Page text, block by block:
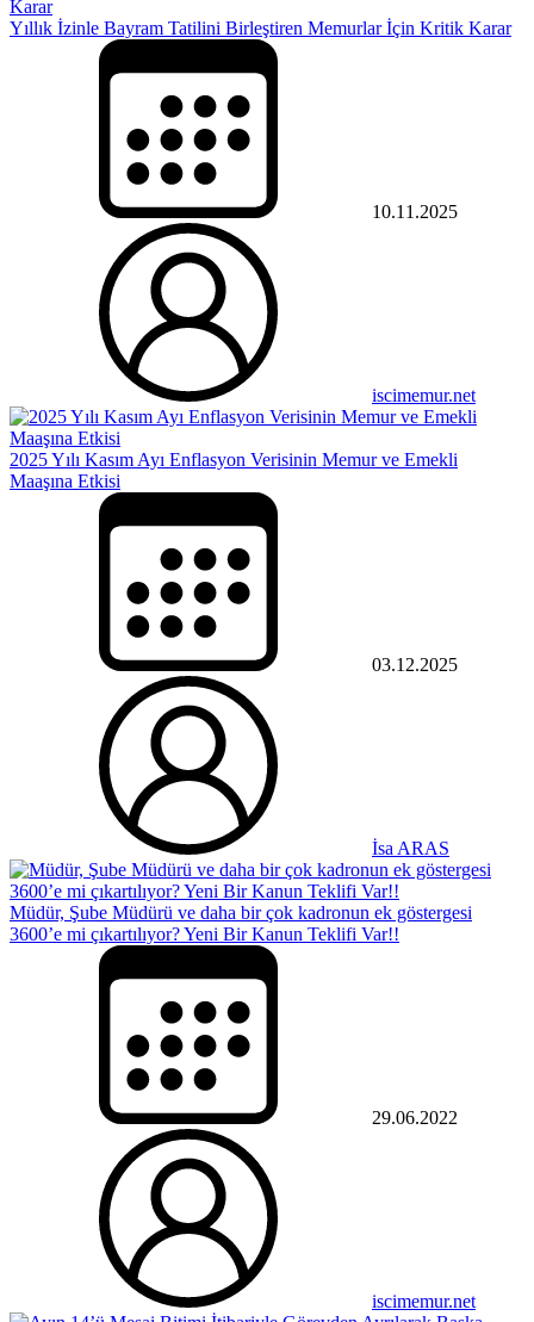
Yıllık İzinle Bayram Tatilini Birleştiren Memurlar İçin Kritik Karar
10.11.2025
iscimemur.net
2025 Yılı Kasım Ayı Enflasyon Verisinin Memur ve Emekli
Maaşına Etkisi
03.12.2025
İsa ARAS
Müdür, Şube Müdürü ve daha bir çok kadronun ek göstergesi
3600’e mi çıkartılıyor? Yeni Bir Kanun Teklifi Var!!
29.06.2022
iscimemur.net